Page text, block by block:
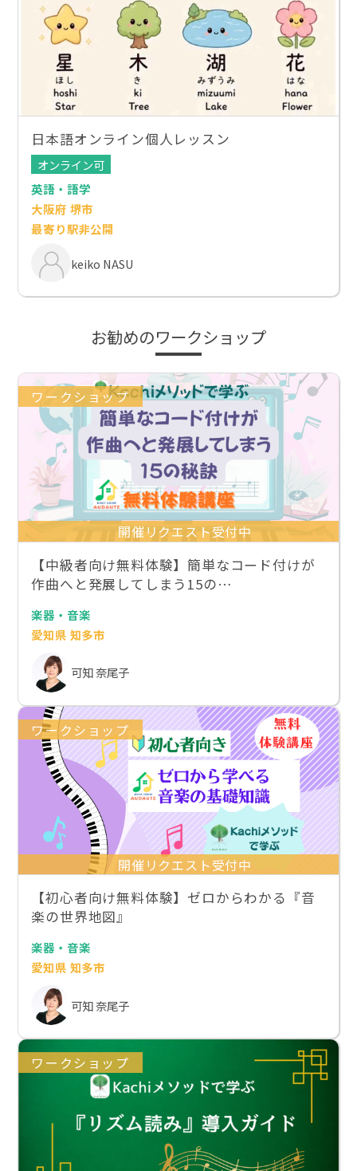
日本語オンライン個人レッスン
オンライン可
英語・語学
大阪府 堺市
最寄り駅非公開
keiko NASU
お勧めのワークショップ
ワークショップ
開催リクエスト受付中
【中級者向け無料体験】簡単なコード付けが
作曲へと発展してしまう15の…
楽器・音楽
愛知県 知多市
可知 奈尾子
ワークショップ
開催リクエスト受付中
【初心者向け無料体験】ゼロからわかる『音
楽の世界地図』
楽器・音楽
愛知県 知多市
可知 奈尾子
ワークショップ